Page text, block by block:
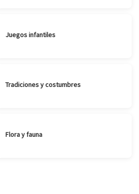
Juegos infantiles
Tradiciones y costumbres
Flora y fauna